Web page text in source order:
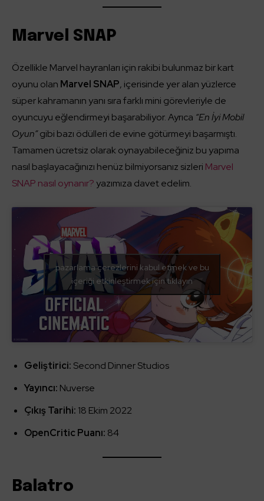
Marvel SNAP
Özellikle Marvel hayranları için rakibi bulunmaz bir kart
oyunu olan Marvel SNAP, içerisinde yer alan yüzlerce
süper kahramanın yanı sıra farklı mini görevleriyle de
oyuncuyu eğlendirmeyi başarabiliyor. Ayrıca “En İyi Mobil
Oyun”gibi bazı ödülleri de evine götürmeyi başarmıştı.
Tamamen ücretsiz olarak oynayabileceğiniz bu yapıma
nasıl başlayacağınızı henüz bilmiyorsanız sizleri Marvel
SNAP nasıl oynanır? yazımıza davet edelim.
pazarlama çerezlerini kabul etmek ve bu
içeriği etkinleştirmek için tıklayın
Geliştirici: Second Dinner Studios
Yayıncı: Nuverse
Çıkış Tarihi: 18 Ekim 2022
OpenCritic Puanı: 84
Balatro